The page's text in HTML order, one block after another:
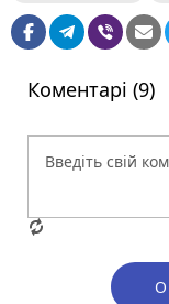
Коментарі (9)